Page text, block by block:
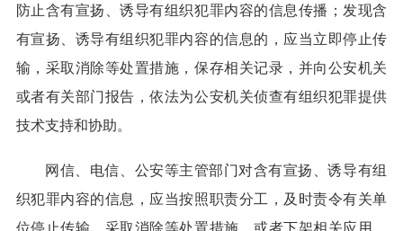
防止含有宣扬、诱导有组织犯罪内容的信息传播；发现含
有宣扬、诱导有组织犯罪内容的信息的，应当立即停止传
输，采取消除等处置措施，保存相关记录，并向公安机关
或者有关部门报告，依法为公安机关侦查有组织犯罪提供
技术支持和协助。
网信、电信、公安等主管部门对含有宣扬、诱导有组
织犯罪内容的信息，应当按照职责分工，及时责令有关单
位停止传输、采取消除等处置措施，或者下架相关应用、